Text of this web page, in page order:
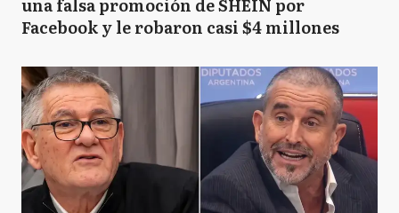
una falsa promoción de SHEIN por
Facebook y le robaron casi $4 millones